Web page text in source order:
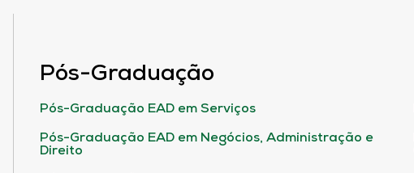
Pós-Graduação
Pós-Graduação EAD em Serviços
Pós-Graduação EAD em Negócios, Administração e
Direito